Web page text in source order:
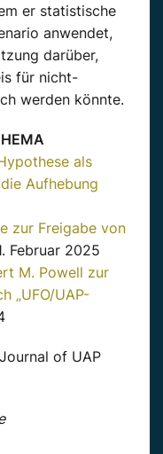
er statistische
anwendet,
darüber,
für nicht-
werden könnte.
als
Aufhebung
zur Freigabe von
Februar 2025
M. Powell zur
„UFO/UAP-
of UAP